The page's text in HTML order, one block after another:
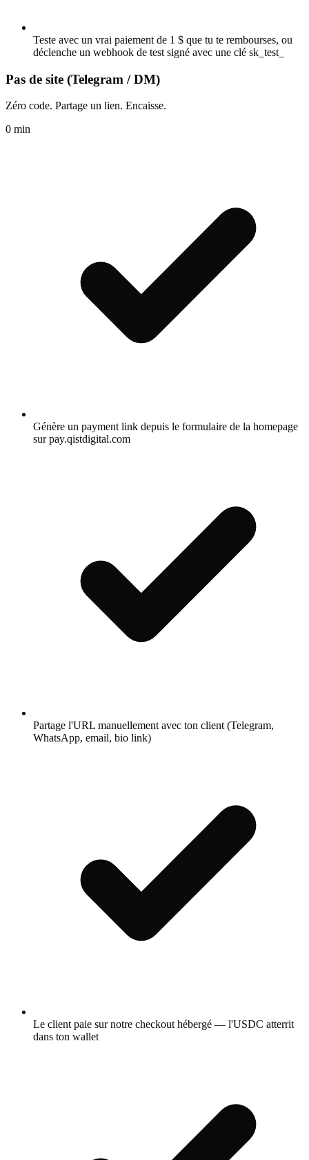
Teste avec un vrai paiement de 1 $ que tu te rembourses, ou
déclenche un webhook de test signé avec une clé sk_test_
Pas de site (Telegram / DM)
Zéro code. Partage un lien. Encaisse.
0 min
Génère un payment link depuis le formulaire de la homepage
sur pay.qistdigital.com
Partage l'URL manuellement avec ton client (Telegram,
WhatsApp, email, bio link)
Le client paie sur notre checkout hébergé — l'USDC atterrit
dans ton wallet